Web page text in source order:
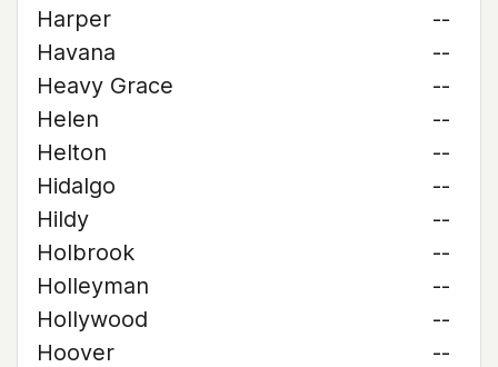
Harper
--
Havana
--
Heavy Grace
--
Helen
--
Helton
--
Hidalgo
--
Hildy
--
Holbrook
--
Holleyman
--
Hollywood
--
Hoover
--